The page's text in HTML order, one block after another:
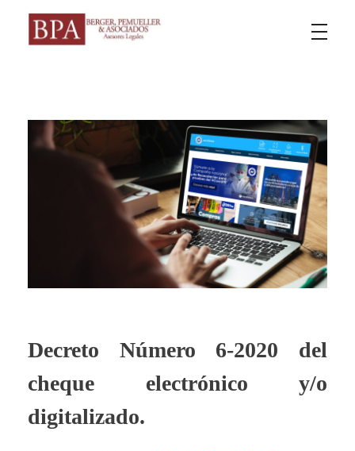
Decreto Número 6-2020 del
cheque electrónico y/o
digitalizado.